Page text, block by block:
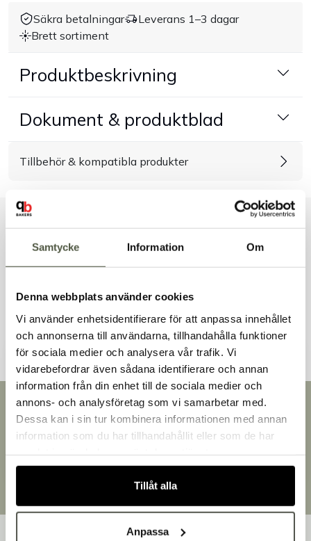
Samtycke Information Om
Denna webbplats använder cookies
Vi använder enhetsidentifierare för att anpassa innehållet
och annonserna till användarna, tillhandahålla funktioner
för sociala medier och analysera vår trafik. Vi
vidarebefordrar även sådana identifierare och annan
information från din enhet till de sociala medier och
annons- och analysföretag som vi samarbetar med.
Dessa kan i sin tur kombinera informationen med annan
information som du har tillhandahållit eller som de har
Tillåt alla
Anpassa
Varumärken
Outlet
Om Bakers
Kundtjänst
Kontakt
Säkra betalningar
Leverans 1–3 dagar
Brett sortiment
Produktbeskrivning
Dokument & produktblad
Tillbehör & kompatibla produkter
Liknande produkter
Andra kunder tittade även på
Snabb leverans
Leverans inom 3-5 arbetsdagar.
Brett sortiment
Över 30 000 produkter
Designat och tillverkat i Småland
Välkommen till Bakers!
Handlar du som företag eller privatperson?
Fortsätt som privatperson